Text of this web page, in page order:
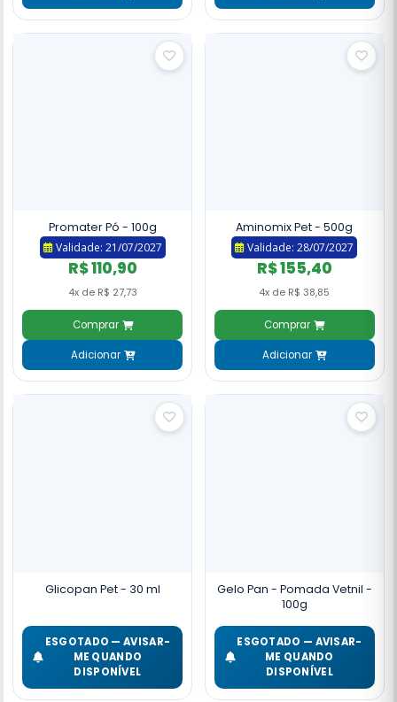
Promater Pó - 100g
Validade: 21/07/2027
R$ 110,90
4x de R$ 27,73
Comprar
Adicionar
Aminomix Pet - 500g
Validade: 28/07/2027
R$ 155,40
4x de R$ 38,85
Comprar
Adicionar
Glicopan Pet - 30 ml
ESGOTADO — AVISAR-
ME QUANDO
DISPONÍVEL
Gelo Pan - Pomada Vetnil -
100g
ESGOTADO — AVISAR-
ME QUANDO
DISPONÍVEL